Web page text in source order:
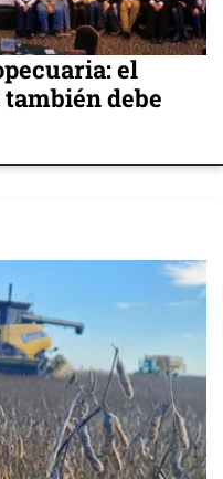
el
debe